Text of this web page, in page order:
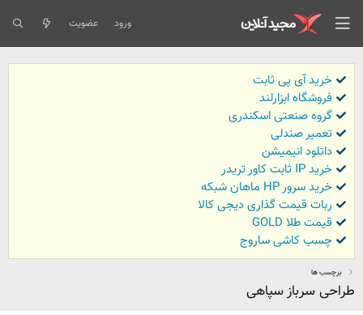
ورود عضویت
خرید آی پی ثابت
فروشگاه ابزارلند
گروه صنعتی اسکندری
تعمیر صندلی
داتلود انیمیشن
خرید IP ثابت کاور تریدر
خرید سرور HP ماهان شبکه
ربات قیمت گذاری دیجی کالا
قیمت طلا GOLD
چسب کاشی ساروج
برچسب ها
طراحی سرباز سپاهی